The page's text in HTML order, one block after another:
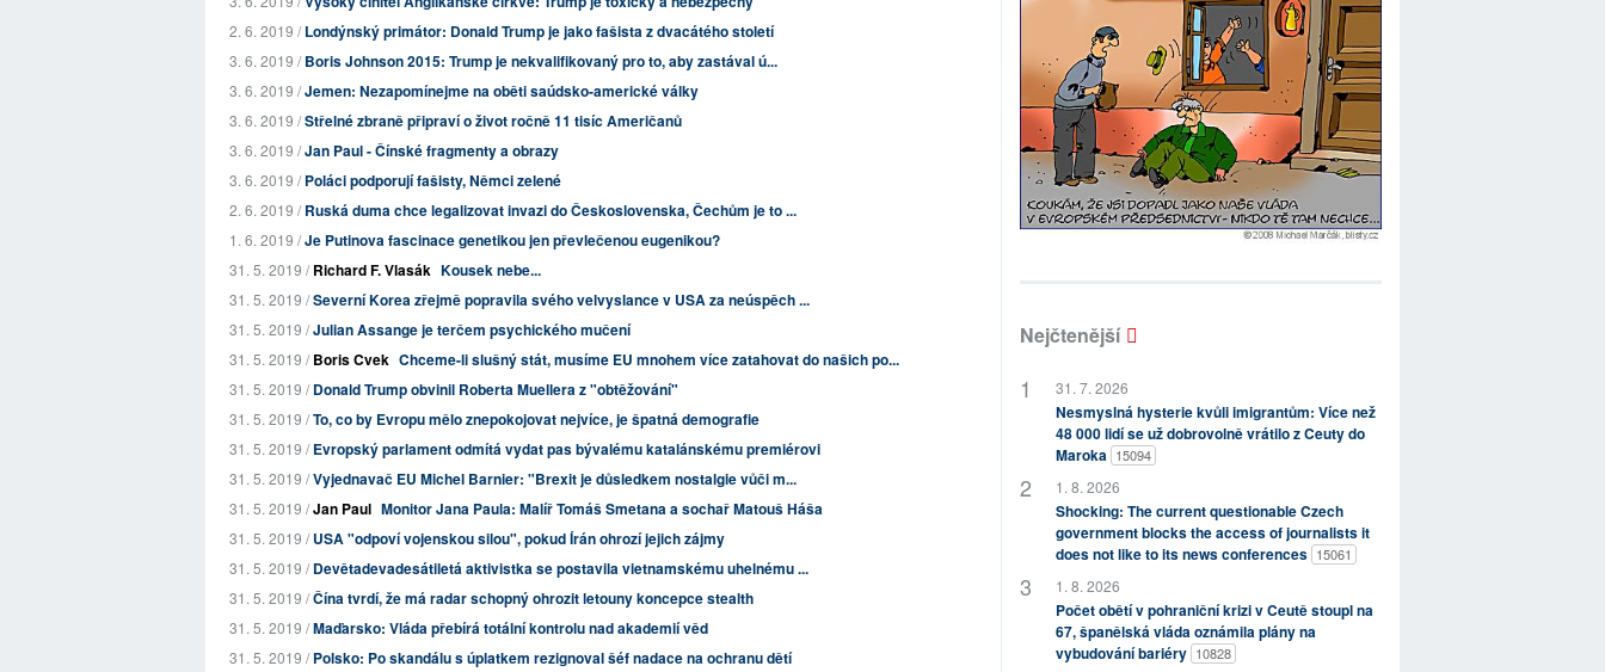
2. 6. 2019 /Londýnský primátor: Donald Trump je jako fašista z dvacátého století
3. 6. 2019 /Boris Johnson 2015: Trump je nekvalifikovaný pro to, aby zastával ú...
3. 6. 2019 /Jemen: Nezapomínejme na oběti saúdsko-americké války
3. 6. 2019 /Střelné zbraně připraví o život ročně 11 tisíc Američanů
3. 6. 2019 /Jan Paul - Čínské fragmenty a obrazy
3. 6. 2019 /Poláci podporují fašisty, Němci zelené
2. 6. 2019 /Ruská duma chce legalizovat invazi do Československa, Čechům je to ...
1. 6. 2019 /Je Putinova fascinace genetikou jen převlečenou eugenikou?
31. 5. 2019 /Richard F. Vlasák Kousek nebe...
31. 5. 2019 /Severní Korea zřejmě popravila svého velvyslance v USA za neúspěch ...
31. 5. 2019 /Julian Assange je terčem psychického mučení
31. 5. 2019 /Boris Cvek Chceme-li slušný stát, musíme EU mnohem více zatahovat do našich po...
31. 5. 2019 /Donald Trump obvinil Roberta Muellera z "obtěžování"
31. 5. 2019 /To, co by Evropu mělo znepokojovat nejvíce, je špatná demografie
31. 5. 2019 /Evropský parlament odmítá vydat pas bývalému katalánskému premiérovi
31. 5. 2019 /Vyjednavač EU Michel Barnier: "Brexit je důsledkem nostalgie vůči m...
31. 5. 2019 /Jan Paul Monitor Jana Paula: Malíř Tomáš Smetana a sochař Matouš Háša
31. 5. 2019 /USA "odpoví vojenskou silou", pokud Írán ohrozí jejich zájmy
31. 5. 2019 /Devětadevadesátiletá aktivistka se postavila vietnamskému uhelnému ...
31. 5. 2019 /Čína tvrdí, že má radar schopný ohrozit letouny koncepce stealth
31. 5. 2019 /Maďarsko: Vláda přebírá totální kontrolu nad akademií věd
31. 5. 2019 /Polsko: Po skandálu s úplatkem rezignoval šéf nadace na ochranu dětí
Nejčtenější
31. 7. 2026
Nesmyslná hysterie kvůli imigrantům: Více než
48 000 lidí se už dobrovolně vrátilo z Ceuty do
Maroka 15094
1. 8. 2026
Shocking: The current questionable Czech
government blocks the access of journalists it
does not like to its news conferences 15061
1. 8. 2026
Počet obětí v pohraniční krizi v Ceutě stoupl na
67, španělská vláda oznámila plány na
vybudování bariéry 10828